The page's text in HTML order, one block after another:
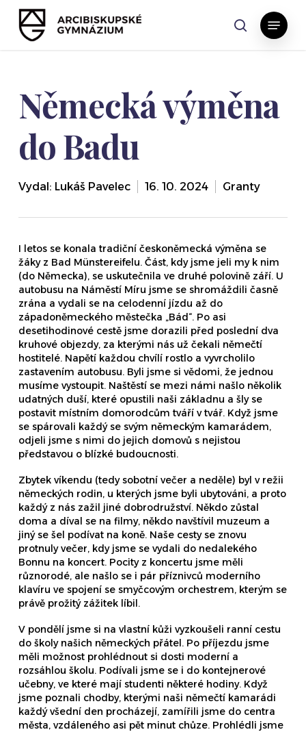
Skip
main
search
Menu
Německá výměna
do Badu
Vydal: Lukáš Pavelec 16. 10. 2024 Granty
I letos se konala tradiční českoněmecká výměna se
žáky z Bad Münstereifelu. Část, kdy jsme jeli my k nim
(do Německa), se uskutečnila ve druhé polovině září. U
autobusu na Náměstí Míru jsme se shromáždili časně
zrána a vydali se na celodenní jízdu až do
západoněmeckého městečka „Bád“. Po asi
desetihodinové cestě jsme dorazili před poslední dva
kruhové objezdy, za kterými nás už čekali němečtí
hostitelé. Napětí každou chvílí rostlo a vyvrcholilo
zastavením autobusu. Byli jsme si vědomi, že jednou
musíme vystoupit. Naštěstí se mezi námi našlo několik
udatných duší, které opustili naši základnu a šly se
postavit místním domorodcům tváří v tvář. Když jsme
se spárovali každý se svým německým kamarádem,
odjeli jsme s nimi do jejich domovů s nejistou
představou o blízké budoucnosti.
Zbytek víkendu (tedy sobotní večer a neděle) byl v režii
německých rodin, u kterých jsme byli ubytováni, a proto
každý z nás zažil jiné dobrodružství. Někdo zůstal
doma a díval se na filmy, někdo navštívil muzeum a
jiný se šel podívat na koně. Naše cesty se znovu
protnuly večer, kdy jsme se vydali do nedalekého
Bonnu na koncert. Pocity z koncertu jsme měli
různorodé, ale našlo se i pár příznivců moderního
klavíru ve spojení se smyčcovým orchestrem, kterým se
právě prožitý zážitek líbil.
V pondělí jsme si na vlastní kůži vyzkoušeli ranní cestu
do školy našich německých přátel. Po příjezdu jsme
měli možnost prohlédnout si dosti moderní a
rozsáhlou školu. Podívali jsme se i do kontejnerové
učebny, ve které mají studenti některé hodiny. Když
jsme poznali chodby, kterými naši němečtí kamarádi
každý všední den procházejí, zamířili jsme do centra
města, vzdáleného asi pět minut chůze. Prohlédli jsme